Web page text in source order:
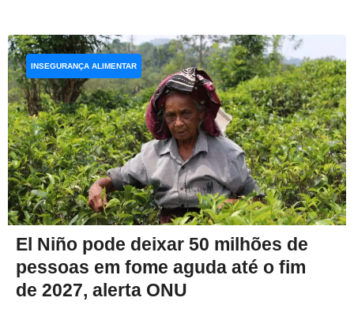
El Niño pode deixar 50 milhões de
pessoas em fome aguda até o fim
de 2027, alerta ONU
INSEGURANÇA ALIMENTAR